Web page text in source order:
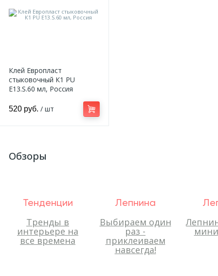
Клей Европласт
стыковочный К1 PU
E13.S.60 мл, Россия
520 руб. / шт
Обзоры
Тенденции
Тренды в
интерьере на
все времена
Лепнина
Выбираем один
раз -
приклеиваем
навсегда!